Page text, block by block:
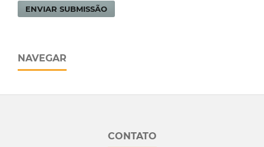
ENVIAR SUBMISSÃO
NAVEGAR
CONTATO